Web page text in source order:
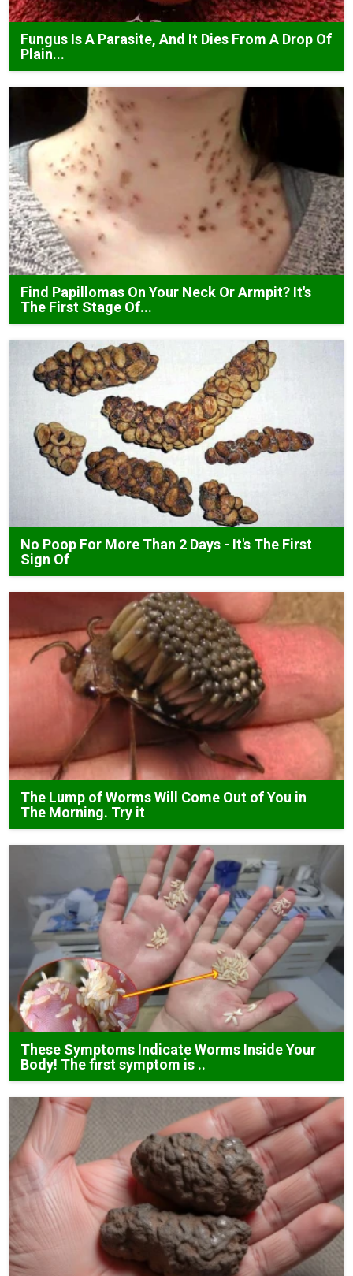
Fungus Is A Parasite, And It Dies From A Drop Of
Plain...
Find Papillomas On Your Neck Or Armpit? It's
The First Stage Of...
No Poop For More Than 2 Days - It's The First
Sign Of
The Lump of Worms Will Come Out of You in
The Morning. Try it
These Symptoms Indicate Worms Inside Your
Body! The first symptom is ..